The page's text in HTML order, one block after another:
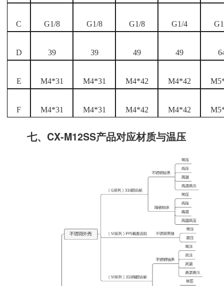
C G1/8 G1/8 G1/8 G1/4
D 39 39 49 49
E M4*31 M4*31 M4*42 M4*42
F M4*31 M4*31 M4*42 M4*42
七、CX-M12SS产品对应材质与温压